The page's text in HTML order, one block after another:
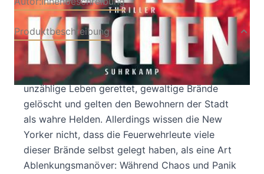
Produktbeschreibung
Die Crew von »Engine 99« gilt als Elite der
Feuerwehr von New York City. Sie haben
unzählige Leben gerettet, gewaltige Brände
gelöscht und gelten den Bewohnern der Stadt
als wahre Helden. Allerdings wissen die New
Yorker nicht, dass die Feuerwehrleute viele
dieser Brände selbst gelegt haben, als eine Art
Ablenkungsmanöver: Während Chaos und Panik